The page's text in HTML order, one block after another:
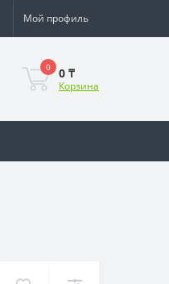
Мой профиль
0 0 ₸
Корзина